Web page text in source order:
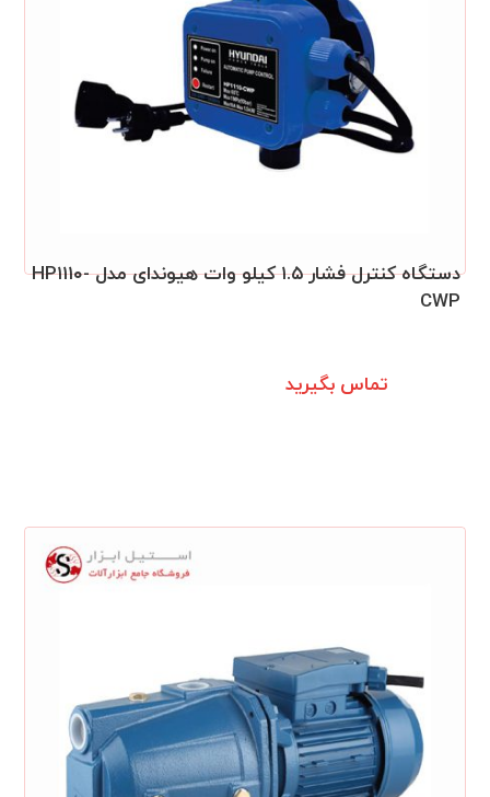
دستگاه کنترل فشار ۱.۵ کیلو وات هیوندای مدل HP۱۱۱۰-
CWP
تماس بگیرید